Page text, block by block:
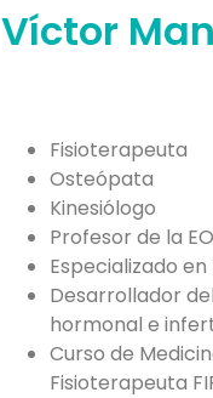
Víctor
Fisioterapeuta
Osteópata
Kinesiólogo
Profesor de la
Especializado
Desarrollador
hormonal e
Curso de
Fisioterapeuta